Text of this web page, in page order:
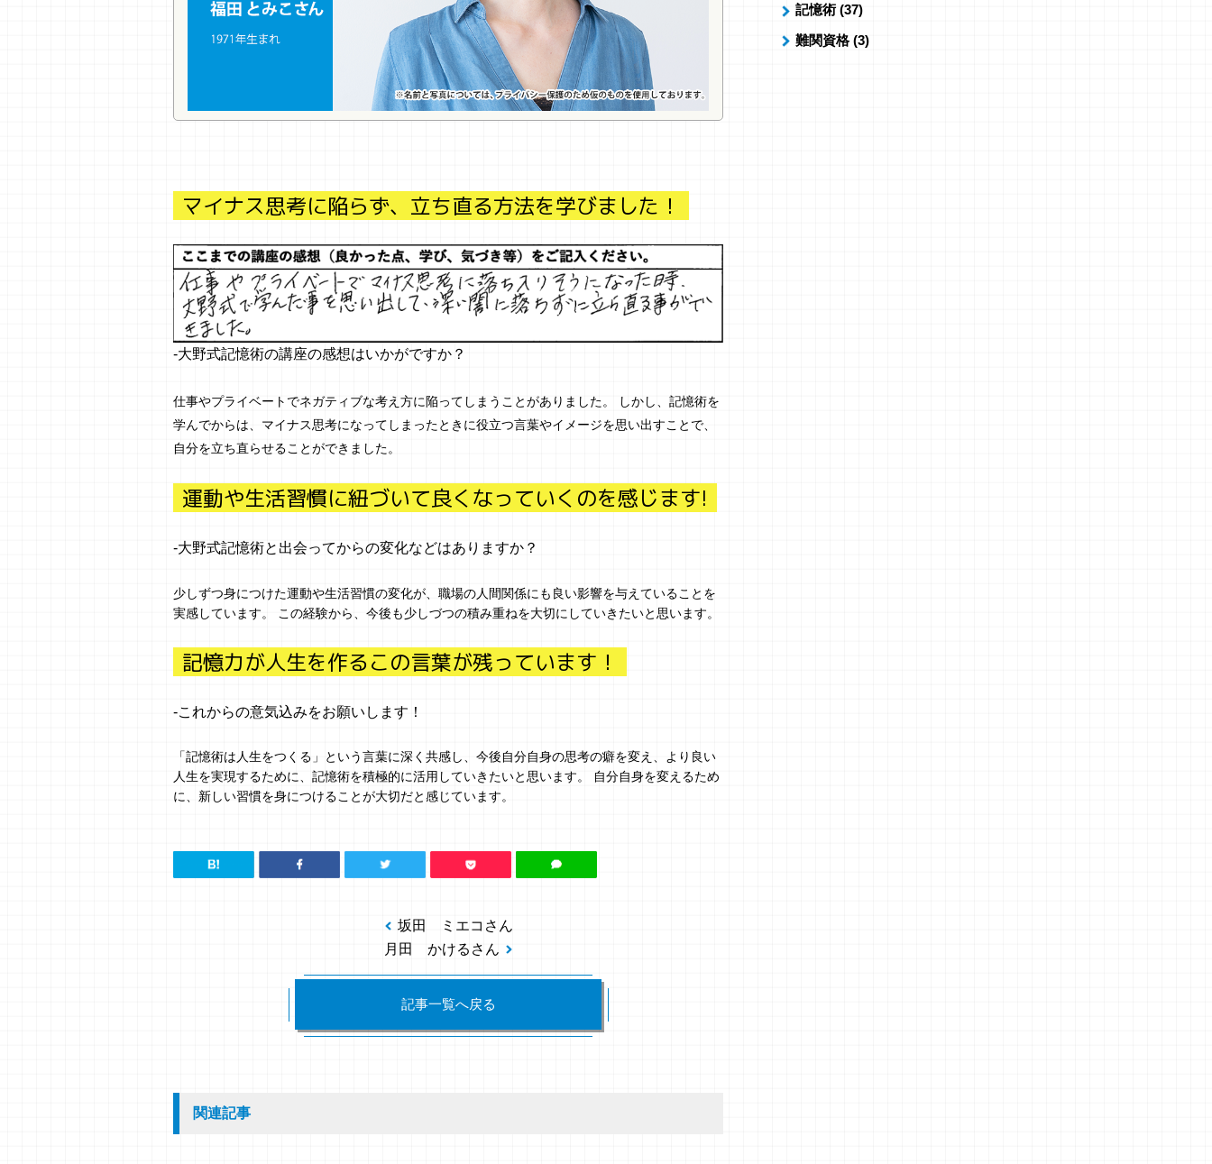
マイナス思考に陥らず、立ち直る方法を学びました！
-大野式記憶術の講座の感想はいかがですか？
仕事やプライベートでネガティブな考え方に陥ってしまうことがありました。 しかし、記憶術を
学んでからは、マイナス思考になってしまったときに役立つ言葉やイメージを思い出すことで、
自分を立ち直らせることができました。
運動や生活習慣に紐づいて良くなっていくのを感じます!
-大野式記憶術と出会ってからの変化などはありますか？
少しずつ身につけた運動や生活習慣の変化が、職場の人間関係にも良い影響を与えていることを
実感しています。 この経験から、今後も少しづつの積み重ねを大切にしていきたいと思います。
記憶力が人生を作るこの言葉が残っています！
-これからの意気込みをお願いします！
「記憶術は人生をつくる」という言葉に深く共感し、今後自分自身の思考の癖を変え、より良い
人生を実現するために、記憶術を積極的に活用していきたいと思います。 自分自身を変えるため
に、新しい習慣を身につけることが大切だと感じています。
坂田 ミエコさん
月田 かけるさん
記事一覧へ戻る
関連記事
記憶術(37)
難関資格(3)